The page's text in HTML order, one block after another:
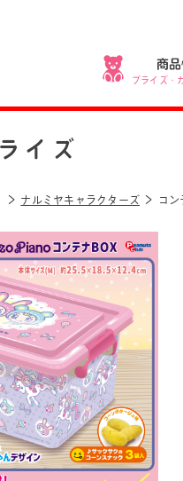
商
プライズ・
イズ
ナルミヤキャラクターズ コ